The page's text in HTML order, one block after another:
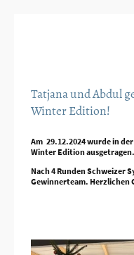
Tatjana und Abdul
Winter Edition!
Am 29.12.2024 wurde in
Winter Edition ausgetragen.
Nach 4 Runden Schweizer
Gewinnerteam. Herzlichen